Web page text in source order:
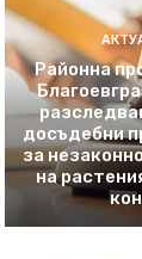
Районна
досъдебни
за
на